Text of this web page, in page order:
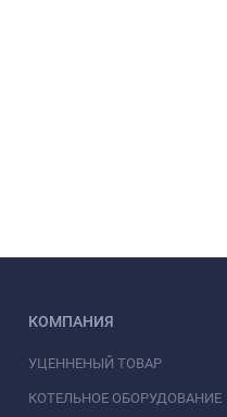
КОМПАНИЯ
УЦЕННЕНЫЙ ТОВАР
КОТЕЛЬНОЕ ОБОРУДОВАНИЕ